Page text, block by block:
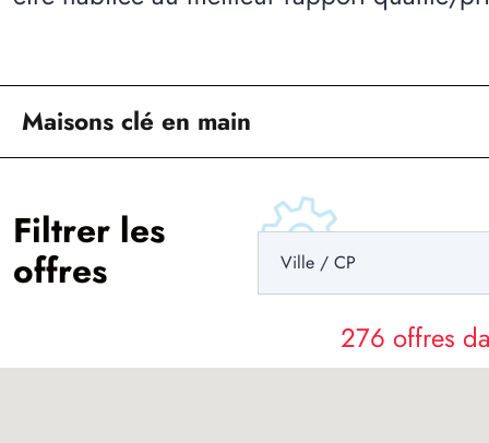
Maisons clé en main
Filtrer les
offres
276 offres